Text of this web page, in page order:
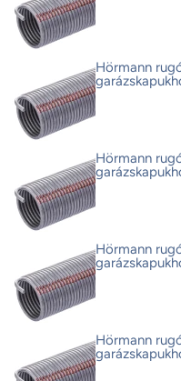
Hörmann
Hörmann
Hörmann
Hörmann